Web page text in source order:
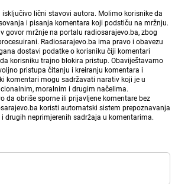
isključivo lični stavovi autora. Molimo korisnike da
i pisanja komentara koji podstiču na mržnju.
govor mržnje na portalu radiosarajevo.ba, zbog
Radiosarajevo.ba ima pravo i obavezu
dostavi podatke o korisniku čiji komentari
korisniku trajno blokira pristup. Obaviještavamo
pristupa čitanju i kreiranju komentara i
komentari mogu sadržavati narativ koji je u
moralnim i drugim načelima.
da obriše sporne ili prijavljene komentare bez
koristi automatski sistem prepoznavanja
drugih neprimjerenih sadržaja u komentarima.